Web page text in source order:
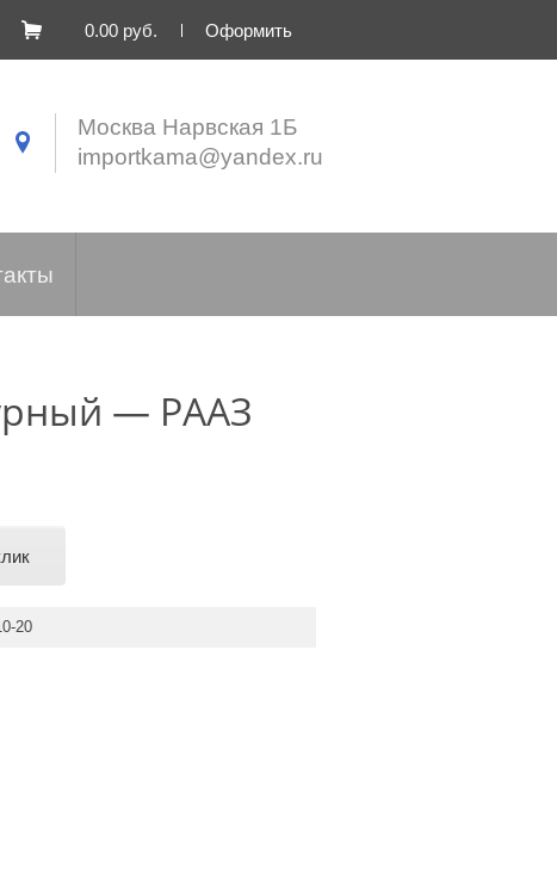
0.00 руб. Оформить
Москва Нарвская 1Б
importkama@yandex.ru
— РААЗ
20